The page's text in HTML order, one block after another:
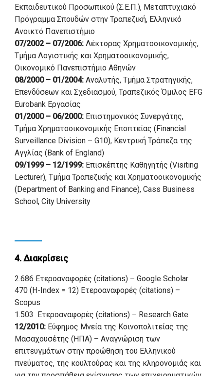
Εκπαιδευτικού Προσωπικού (Σ.Ε.Π.), Μεταπτυχιακό
Πρόγραμμα Σπουδών στην Τραπεζική, Ελληνικό
Ανοικτό Πανεπιστήμιο
07/2002 – 07/2006: Λέκτορας Χρηματοοικονομικής,
Τμήμα Λογιστικής και Χρηματοοικονομικής,
Οικονομικό Πανεπιστήμιο Αθηνών
08/2000 – 01/2004: Αναλυτής, Τμήμα Στρατηγικής,
Επενδύσεων και Σχεδιασμού, Τραπεζικός Όμιλος EFG
Eurobank Eργασίας
01/2000 – 06/2000: Επιστημονικός Συνεργάτης,
Τμήμα Χρηματοοικονομικής Εποπτείας (Financial
Surveillance Division – G10), Κεντρική Τράπεζα της
Αγγλίας (Bank of England)
09/1999 – 12/1999: Επισκέπτης Καθηγητής (Visiting
Lecturer), Τμήμα Τραπεζικής και Χρηματοοικονομικής
(Department of Banking and Finance), Cass Business
School, City University
4. Διακρίσεις
2.686 Ετεροαναφορές (citations) – Google Scholar
470 (H-Index = 12) Ετεροαναφορές (citations) –
Scopus
1.503 Ετεροαναφορές (citations) – Research Gate
12/2010: Εύφημος Μνεία της Κοινοπολιτείας της
Μασαχουσέτης (ΗΠΑ) – Aναγνώριση των
επιτευγμάτων στην προώθηση του Ελληνικού
πνεύματος, της κουλτούρας και της κληρονομιάς και